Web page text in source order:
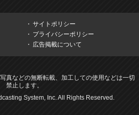
サイトポリシー
プライバシーポリシー
広告掲載について
真などの無断転載、加工しての使用などは一切
禁止します。
System, Inc. All Rights Reserved.